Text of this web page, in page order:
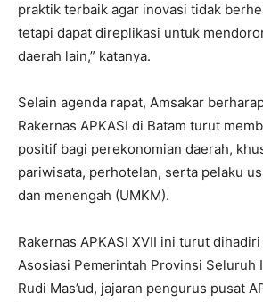
praktik terbaik agar inovasi tidak
tetapi dapat direplikasi untuk
daerah lain,” katanya.
Selain agenda rapat, Amsakar
Rakernas APKASI di Batam turut
positif bagi perekonomian daerah,
pariwisata, perhotelan, serta pelaku
dan menengah (UMKM).
Rakernas APKASI XVII ini turut
Asosiasi Pemerintah Provinsi Seluruh
Rudi Mas’ud, jajaran pengurus pusat